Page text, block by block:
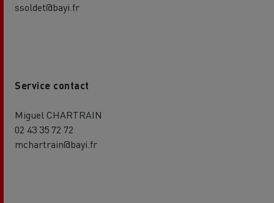
ssoldet@bayi.fr
Service contact
Miguel CHARTRAIN
02 43 35 72 72
mchartrain@bayi.fr